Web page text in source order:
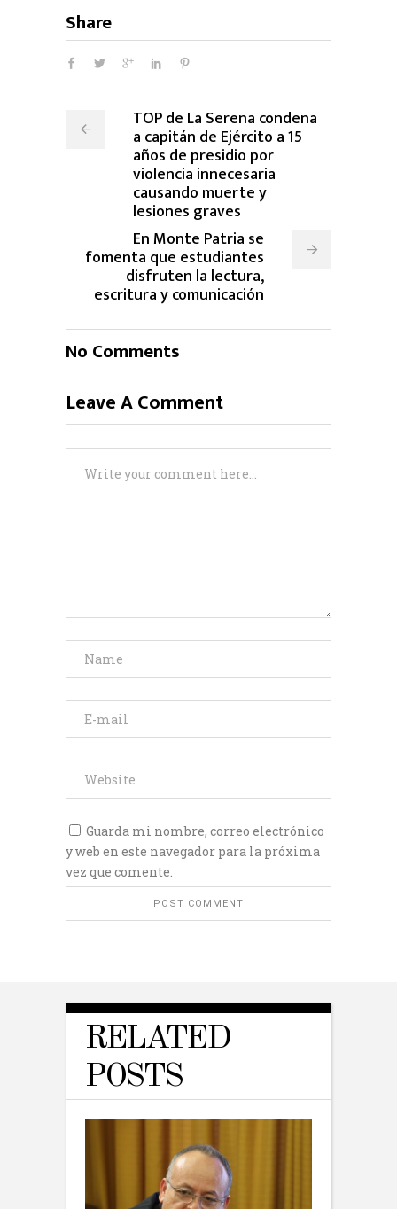
Share
TOP de La Serena condena
a capitán de Ejército a 15
años de presidio por
violencia innecesaria
causando muerte y
lesiones graves
En Monte Patria se
fomenta que estudiantes
disfruten la lectura,
escritura y comunicación
No Comments
Leave A Comment
Guarda mi nombre, correo electrónico
y web en este navegador para la próxima
vez que comente.
RELATED
POSTS